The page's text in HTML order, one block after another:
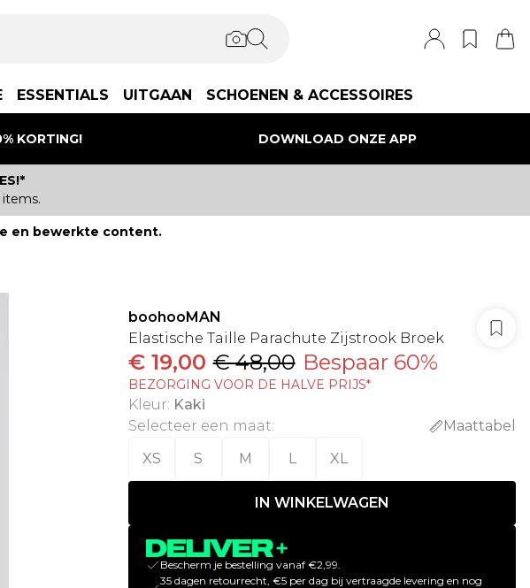
ESSENTIALS UITGAAN SCHOENEN & ACCESSOIRES
KORTING! DOWNLOAD ONZE APP
en bewerkte content.
boohooMAN
Elastische Taille Parachute Zijstrook Broek
€ 19,00 € 48,00 Bespaar 60%
BEZORGING VOOR DE HALVE PRIJS*
Kleur: Kaki
Selecteer een maat:
Maattabel
XS
S M L XL
IN WINKELWAGEN
Bescherm je bestelling vanaf €2,99.
35 dagen retourrecht, €5 per dag bij vertraagde levering en nog